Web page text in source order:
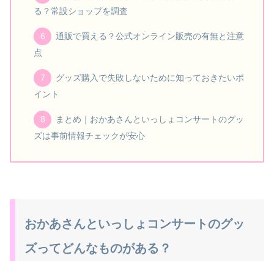
る？常設ショップを調査
通販で買える？公式オンライン販売の有無と注意
点
グッズ購入で失敗しないために知っておきたいポ
イント
まとめ｜おかあさんといっしょコンサートのグッ
ズは事前情報チェックが安心
おかあさんといっしょコンサートのグッ
ズってどんなものがある？